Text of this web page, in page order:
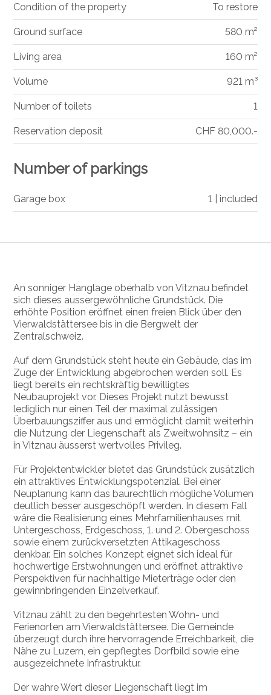
An sonniger Hanglage oberhalb vonVitznau befindet
sich dieses aussergewöhnliche Grundstück. Die
erhöhte Position eröffnet einen freien Blick über den
Vierwaldstättersee bis in die Bergwelt der
Zentralschweiz.
Auf dem Grundstück steht heute ein Gebäude, das im
Zuge der Entwicklung abgebrochen werden soll. Es
liegt bereits ein rechtskräftig bewilligtes
Neubauprojekt vor. Dieses Projekt nutzt bewusst
lediglich nur einen Teil der maximal zulässigen
Überbauungsziffer aus und ermöglicht damit weiterhin
die Nutzung der Liegenschaft als Zweitwohnsitz – ein
in Vitznau äusserst wertvolles Privileg.
Für Projektentwickler bietet das Grundstück zusätzlich
ein attraktives Entwicklungspotenzial. Bei einer
Neuplanung kann das baurechtlich mögliche Volumen
deutlich besser ausgeschöpft werden. In diesem Fall
wäre die Realisierung eines Mehrfamilienhauses mit
Untergeschoss, Erdgeschoss, 1. und 2. Obergeschoss
sowie einem zurückversetzten Attikageschoss
denkbar. Ein solches Konzept eignet sich ideal für
hochwertige Erstwohnungen und eröffnet attraktive
Perspektiven für nachhaltige Mieterträge oder den
gewinnbringenden Einzelverkauf.
Vitznau zählt zu den begehrtesten Wohn- und
Ferienorten am Vierwaldstättersee. Die Gemeinde
überzeugt durch ihre hervorragende Erreichbarkeit, die
Nähe zu Luzern, ein gepflegtes Dorfbild sowie eine
ausgezeichnete Infrastruktur.
Der wahre Wert dieser Liegenschaft liegt im
Condition of the property To restore
Ground surface 580 m²
Living area 160 m²
Volume 921 m³
Number of toilets 1
Reservation deposit CHF 80,000.-
Number of parkings
Garage box 1 | included